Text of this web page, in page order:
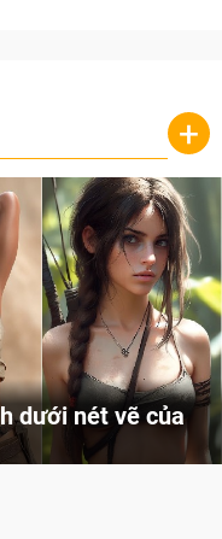
+
dưới nét vẽ của